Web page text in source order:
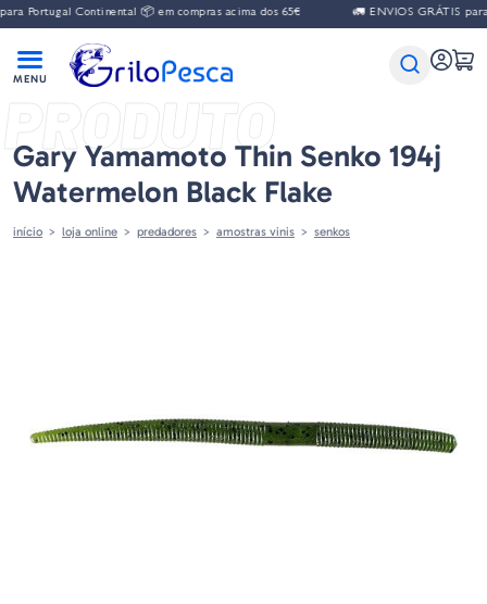
Portugal Continental 📦 em compras acima dos 65€ 🚛 ENVIOS GRÁTIS para
PRODUTO
Gary Yamamoto Thin Senko 194j
Watermelon Black Flake
início loja online predadores amostras vinis senkos